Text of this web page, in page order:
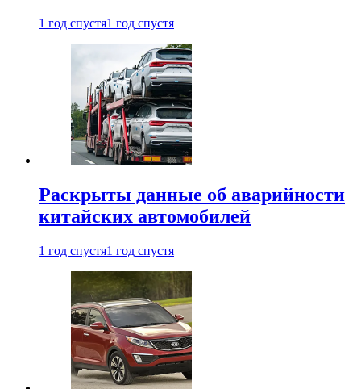
1 год спустя1 год спустя
Раскрыты данные об аварийности
китайских автомобилей
1 год спустя1 год спустя